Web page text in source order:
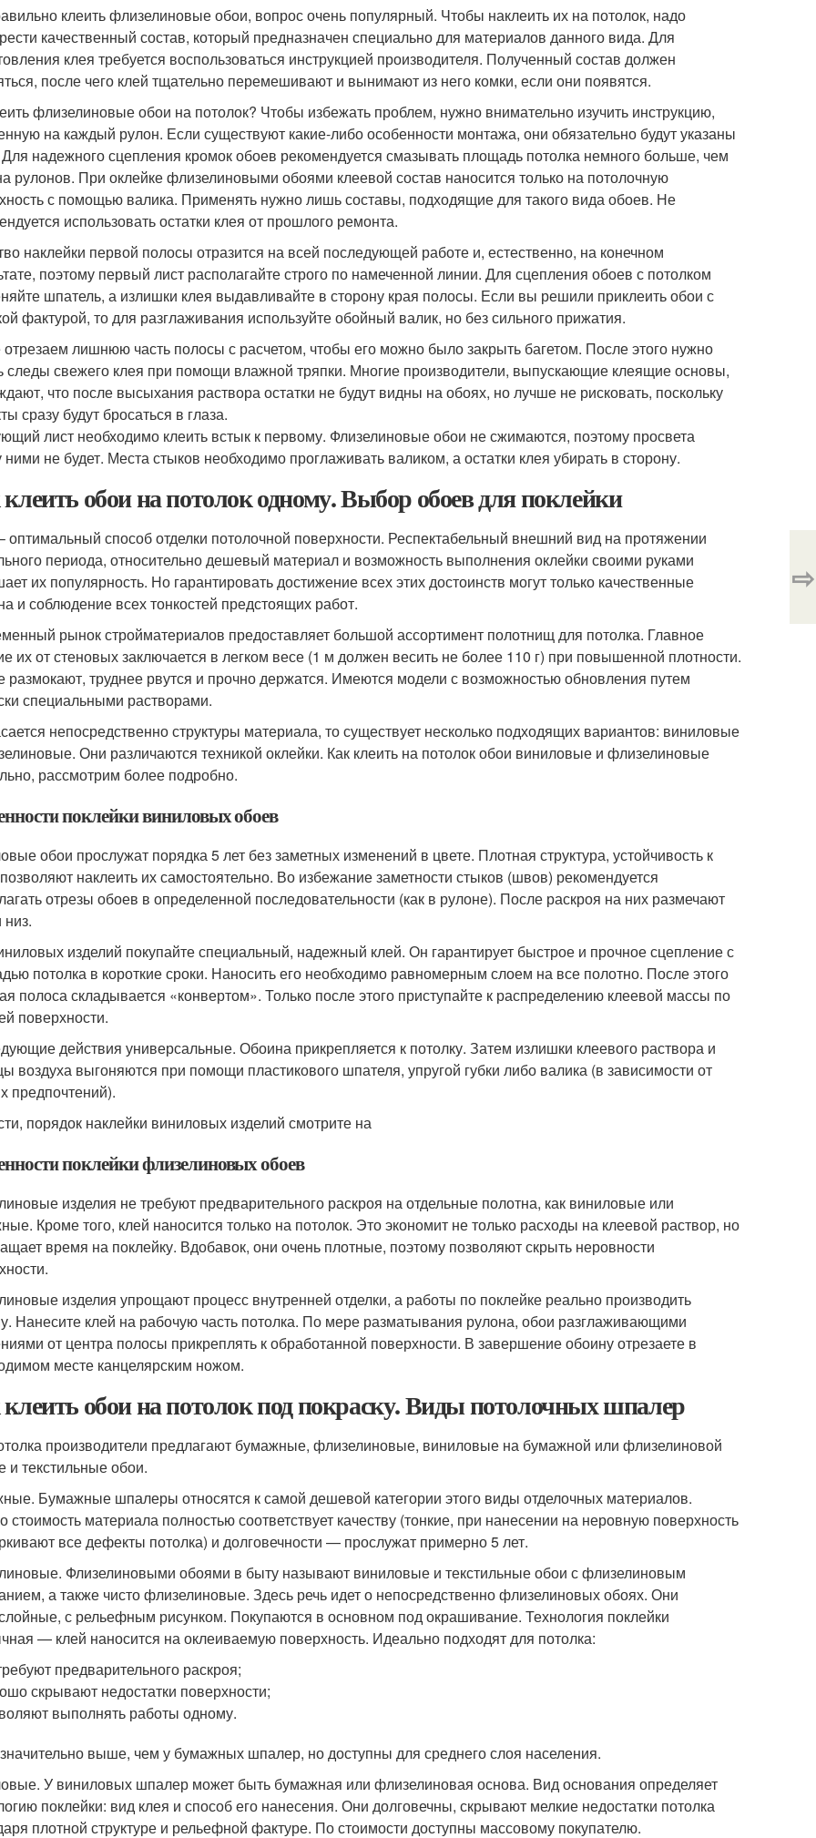
клеить флизелиновые обои, вопрос очень популярный. Чтобы наклеить их на потолок, надо
качественный состав, который предназначен специально для материалов данного вида. Для
клея требуется воспользоваться инструкцией производителя. Полученный состав должен
после чего клей тщательно перемешивают и вынимают из него комки, если они появятся.
флизелиновые обои на потолок? Чтобы избежать проблем, нужно внимательно изучить инструкцию,
на каждый рулон. Если существуют какие-либо особенности монтажа, они обязательно будут указаны
надежного сцепления кромок обоев рекомендуется смазывать площадь потолка немного больше, чем
рулонов. При оклейке флизелиновыми обоями клеевой состав наносится только на потолочную
с помощью валика. Применять нужно лишь составы, подходящие для такого вида обоев. Не
использовать остатки клея от прошлого ремонта.
наклейки первой полосы отразится на всей последующей работе и, естественно, на конечном
поэтому первый лист располагайте строго по намеченной линии. Для сцепления обоев с потолком
шпатель, а излишки клея выдавливайте в сторону края полосы. Если вы решили приклеить обои с
фактурой, то для разглаживания используйте обойный валик, но без сильного прижатия.
лишнюю часть полосы с расчетом, чтобы его можно было закрыть багетом. После этого нужно
следы свежего клея при помощи влажной тряпки. Многие производители, выпускающие клеящие основы,
что после высыхания раствора остатки не будут видны на обоях, но лучше не рисковать, поскольку
сразу будут бросаться в глаза.
лист необходимо клеить встык к первому. Флизелиновые обои не сжимаются, поэтому просвета
не будет. Места стыков необходимо проглаживать валиком, а остатки клея убирать в сторону.
обои на потолок одному. Выбор обоев для поклейки
оптимальный способ отделки потолочной поверхности. Респектабельный внешний вид на протяжении
периода, относительно дешевый материал и возможность выполнения оклейки своими руками
их популярность. Но гарантировать достижение всех этих достоинств могут только качественные
и соблюдение всех тонкостей предстоящих работ.
рынок стройматериалов предоставляет большой ассортимент полотнищ для потолка. Главное
их от стеновых заключается в легком весе (1 м должен весить не более 110 г) при повышенной плотности.
размокают, труднее рвутся и прочно держатся. Имеются модели с возможностью обновления путем
специальными растворами.
непосредственно структуры материала, то существует несколько подходящих вариантов: виниловые
Они различаются техникой оклейки. Как клеить на потолок обои виниловые и флизелиновые
рассмотрим более подробно.
поклейки виниловых обоев
обои прослужат порядка 5 лет без заметных изменений в цвете. Плотная структура, устойчивость к
наклеить их самостоятельно. Во избежание заметности стыков (швов) рекомендуется
отрезы обоев в определенной последовательности (как в рулоне). После раскроя на них размечают
низ.
изделий покупайте специальный, надежный клей. Он гарантирует быстрое и прочное сцепление с
потолка в короткие сроки. Наносить его необходимо равномерным слоем на все полотно. После этого
полоса складывается «конвертом». Только после этого приступайте к распределению клеевой массы по
поверхности.
действия универсальные. Обоина прикрепляется к потолку. Затем излишки клеевого раствора и
воздуха выгоняются при помощи пластикового шпателя, упругой губки либо валика (в зависимости от
предпочтений).
порядок наклейки виниловых изделий смотрите на
поклейки флизелиновых обоев
изделия не требуют предварительного раскроя на отдельные полотна, как виниловые или
Кроме того, клей наносится только на потолок. Это экономит не только расходы на клеевой раствор, но
время на поклейку. Вдобавок, они очень плотные, поэтому позволяют скрыть неровности
изделия упрощают процесс внутренней отделки, а работы по поклейке реально производить
Нанесите клей на рабочую часть потолка. По мере разматывания рулона, обои разглаживающими
от центра полосы прикреплять к обработанной поверхности. В завершение обоину отрезаете в
месте канцелярским ножом.
обои на потолок под покраску. Виды потолочных шпалер
производители предлагают бумажные, флизелиновые, виниловые на бумажной или флизелиновой
и текстильные обои.
Бумажные шпалеры относятся к самой дешевой категории этого виды отделочных материалов.
стоимость материала полностью соответствует качеству (тонкие, при нанесении на неровную поверхность
все дефекты потолка) и долговечности — прослужат примерно 5 лет.
Флизелиновыми обоями в быту называют виниловые и текстильные обои с флизелиновым
а также чисто флизелиновые. Здесь речь идет о непосредственно флизелиновых обоях. Они
с рельефным рисунком. Покупаются в основном под окрашивание. Технология поклейки
— клей наносится на оклеиваемую поверхность. Идеально подходят для потолка:
предварительного раскроя;
скрывают недостатки поверхности;
выполнять работы одному.
выше, чем у бумажных шпалер, но доступны для среднего слоя населения.
У виниловых шпалер может быть бумажная или флизелиновая основа. Вид основания определяет
поклейки: вид клея и способ его нанесения. Они долговечны, скрывают мелкие недостатки потолка
плотной структуре и рельефной фактуре. По стоимости доступны массовому покупателю.
⇨